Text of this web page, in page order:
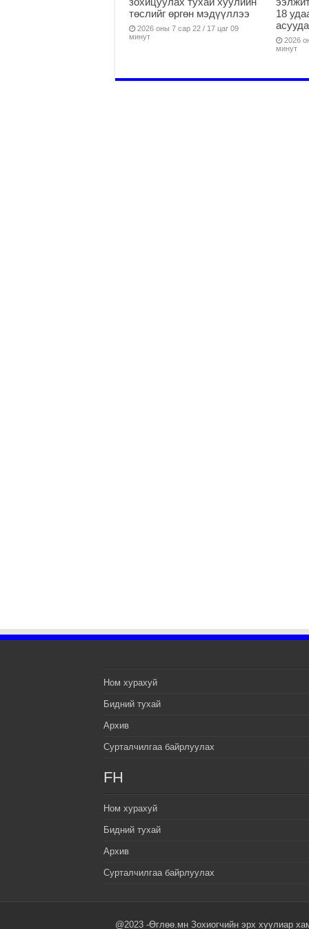
төслийг өргөн мэдүүллээ
2026 оны 7 сар 22 / 17 цаг 09
минут
18
2026
минут
Ном хурахуй
Бидний тухай
Архив
Сурталчилгаа байрлуулах
FH
Ном хурахуй
Бидний тухай
Архив
Сурталчилгаа байрлуулах
@2023 -Өглөө.мн Зохиогчийн эрх хуулиар